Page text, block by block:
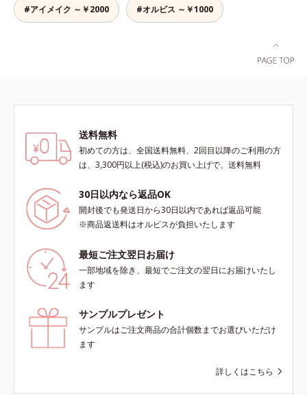
#アイメイク ～￥2000 #オルビス ～￥1000
送料無料
初めての方は、全国送料無料、2回目以降のご利用の方
は、3,300円以上(税込)のお買い上げで、送料無料
30日以内なら返品OK
開封後でも発送日から30日以内であれば返品可能
※商品返送料はオルビスが負担いたします
最短ご注文翌日お届け
一部地域を除き、最短でご注文の翌日にお届けいたし
ます
サンプルプレゼント
サンプルはご注文商品の合計個数までお選びいただけ
ます
詳しくはこちら